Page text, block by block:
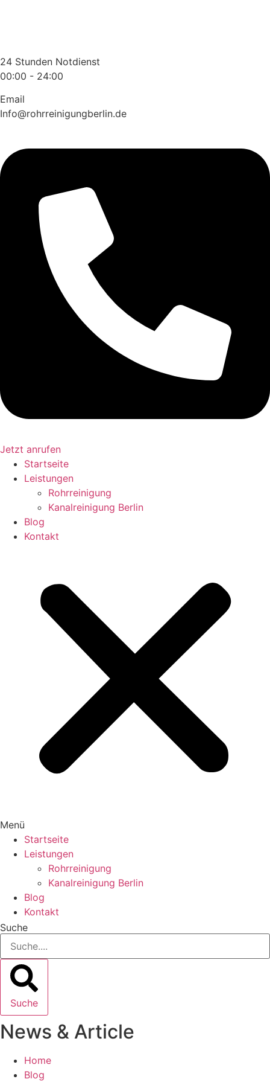
24 Stunden Notdienst
00:00 - 24:00
Email
Info@rohrreinigungberlin.de
Jetzt anrufen
Startseite
Leistungen
Rohrreinigung
Kanalreinigung Berlin
Blog
Kontakt
Menü
Startseite
Leistungen
Rohrreinigung
Kanalreinigung Berlin
Blog
Kontakt
Suche
Suche
News & Article
Home
Blog